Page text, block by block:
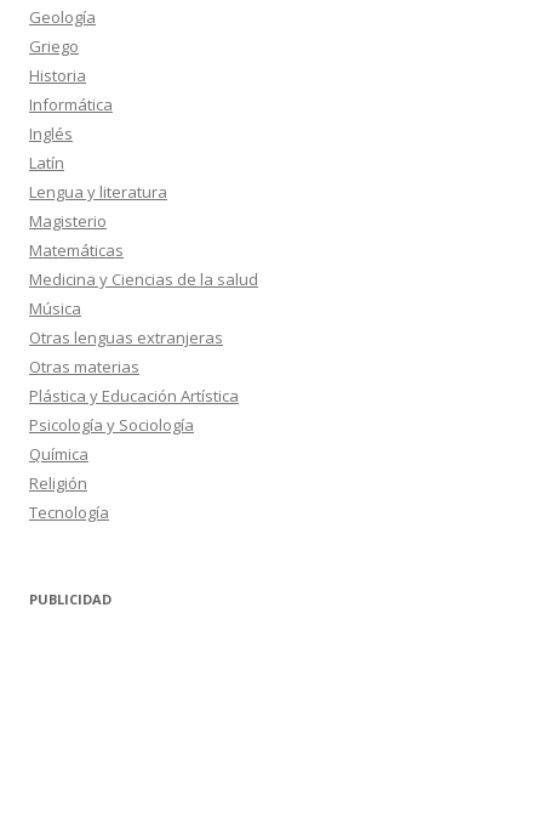
Geología
Griego
Historia
Informática
Inglés
Latín
Lengua y literatura
Magisterio
Matemáticas
Medicina y Ciencias de la salud
Música
Otras lenguas extranjeras
Otras materias
Plástica y Educación Artística
Psicología y Sociología
Química
Religión
Tecnología
PUBLICIDAD